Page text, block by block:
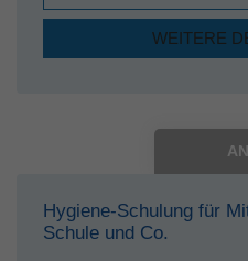
WEITERE
Hygiene-Schulung für
Schule und Co.